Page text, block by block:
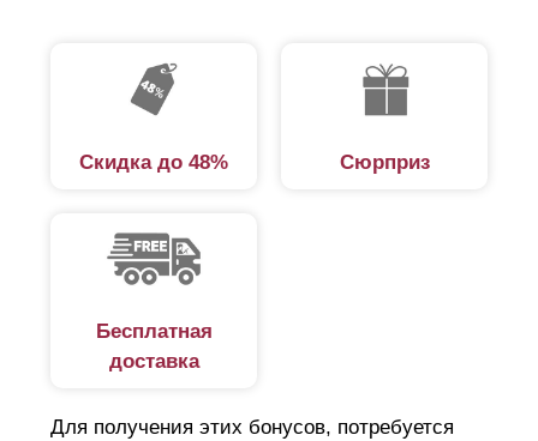
Скидка до 48% Сюрприз
Бесплатная
доставка
Для получения этих бонусов, потребуется